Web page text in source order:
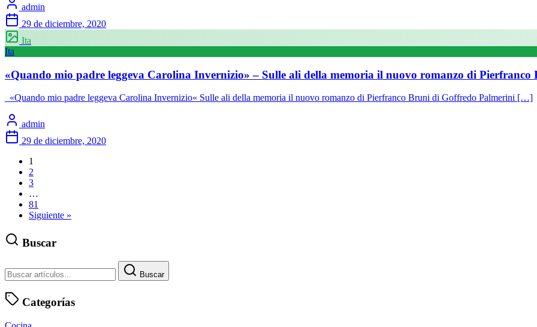
admin
29 de diciembre, 2020
Ita
Ita
«Quando mio padre leggeva Carolina Invernizio» – Sulle ali della memoria il nuovo romanzo di Pierfranco
«Quando mio padre leggeva Carolina Invernizio« Sulle ali della memoria il nuovo romanzo di Pierfranco Bruni di Goffredo Palmerini […]
admin
29 de diciembre, 2020
1
2
3
…
81
Siguiente »
Buscar
Buscar
Categorías